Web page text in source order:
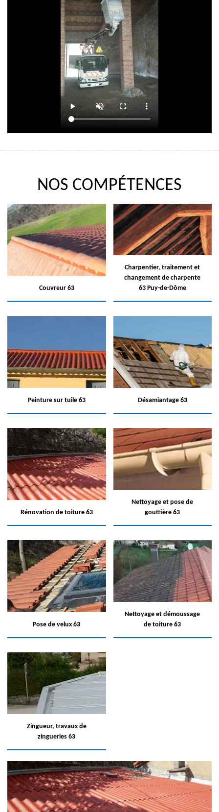
NOS COMPÉTENCES
Couvreur 63
Charpentier, traitement et
changement de charpente
63 Puy-de-Dôme
Peinture sur tuile 63 Désamiantage 63
Rénovation de toiture 63
Nettoyage et pose de
gouttière 63
Pose de velux 63
Nettoyage et démoussage
de toiture 63
Zingueur, travaux de
zingueries 63